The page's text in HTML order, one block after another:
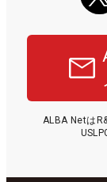
ALBA Netは